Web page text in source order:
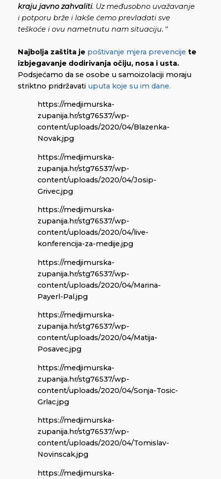
kraju javno zahvaliti. Uz međusobno uvažavanje
i potporu brže i lakše ćemo prevladati sve
teškoće i ovu nametnutu nam situaciju. “
Najbolja zaštita je poštivanje mjera prevencije te
izbjegavanje dodirivanja očiju, nosa i usta.
Podsjećamo da se osobe u samoizolaciji moraju
striktno pridržavati uputa koje su im dane.
https://medjimurska-
zupanija.hr/stg76537/wp-
content/uploads/2020/04/Blazenka-
Novak.jpg
https://medjimurska-
zupanija.hr/stg76537/wp-
content/uploads/2020/04/Josip-
Grivec.jpg
https://medjimurska-
zupanija.hr/stg76537/wp-
content/uploads/2020/04/live-
konferencija-za-medije.jpg
https://medjimurska-
zupanija.hr/stg76537/wp-
content/uploads/2020/04/Marina-
Payerl-Pal.jpg
https://medjimurska-
zupanija.hr/stg76537/wp-
content/uploads/2020/04/Matija-
Posavec.jpg
https://medjimurska-
zupanija.hr/stg76537/wp-
content/uploads/2020/04/Sonja-Tosic-
Grlac.jpg
https://medjimurska-
zupanija.hr/stg76537/wp-
content/uploads/2020/04/Tomislav-
Novinscak.jpg
https://medjimurska-